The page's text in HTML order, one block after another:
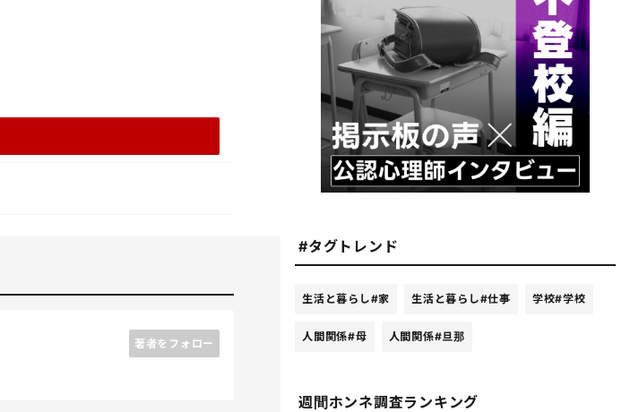
著者をフォロー
#タグトレンド
生活と暮らし#家 生活と暮らし#仕事 学校#学校
人間関係#母 人間関係#旦那
週間ホンネ調査ランキング